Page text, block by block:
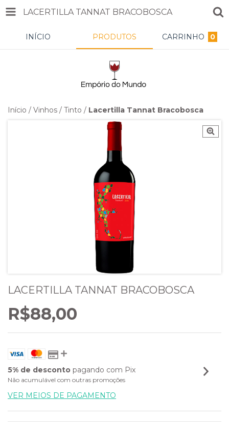
LACERTILLA TANNAT BRACOBOSCA
INÍCIO PRODUTOS CARRINHO 0
Início / Vinhos / Tinto / Lacertilla Tannat Bracobosca
LACERTILLA TANNAT BRACOBOSCA
R$88,00
5% de desconto pagando com Pix
Não acumulável com outras promoções
VER MEIOS DE PAGAMENTO